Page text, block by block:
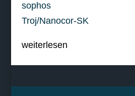
sophos
Troj/Nanocor-SK
weiterlesen